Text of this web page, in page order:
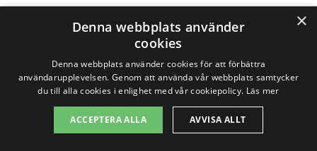
Några städer nära Eldsberga där du kan
hitta företag som erbjuder renovera
trappa-tjänster inkluderar:
×
Denna webbplats använder
cookies
Denna webbplats använder cookies för att förbättra
användarupplevelsen. Genom att använda vår webbplats samtycker
du till alla cookies i enlighet med vår cookiepolicy. Läs mer
ACCEPTERA ALLA AVVISA ALLT